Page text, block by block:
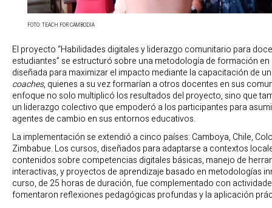
FOTO: TEACH FOR CAMBODIA
El proyecto “Habilidades digitales y liderazgo comunitario para
estudiantes” se estructuró sobre una metodología de formación
diseñada para maximizar el impacto mediante la capacitación de
coaches, quienes a su vez formarían a otros docentes en sus
enfoque no solo multiplicó los resultados del proyecto, sino que
un liderazgo colectivo que empoderó a los participantes para
agentes de cambio en sus entornos educativos.
La implementación se extendió a cinco países: Camboya, Chile,
Zimbabue. Los cursos, diseñados para adaptarse a contextos
contenidos sobre competencias digitales básicas, manejo de
interactivas, y proyectos de aprendizaje basado en metodologías
curso, de 25 horas de duración, fue complementado con
fomentaron reflexiones pedagógicas profundas y la aplicación